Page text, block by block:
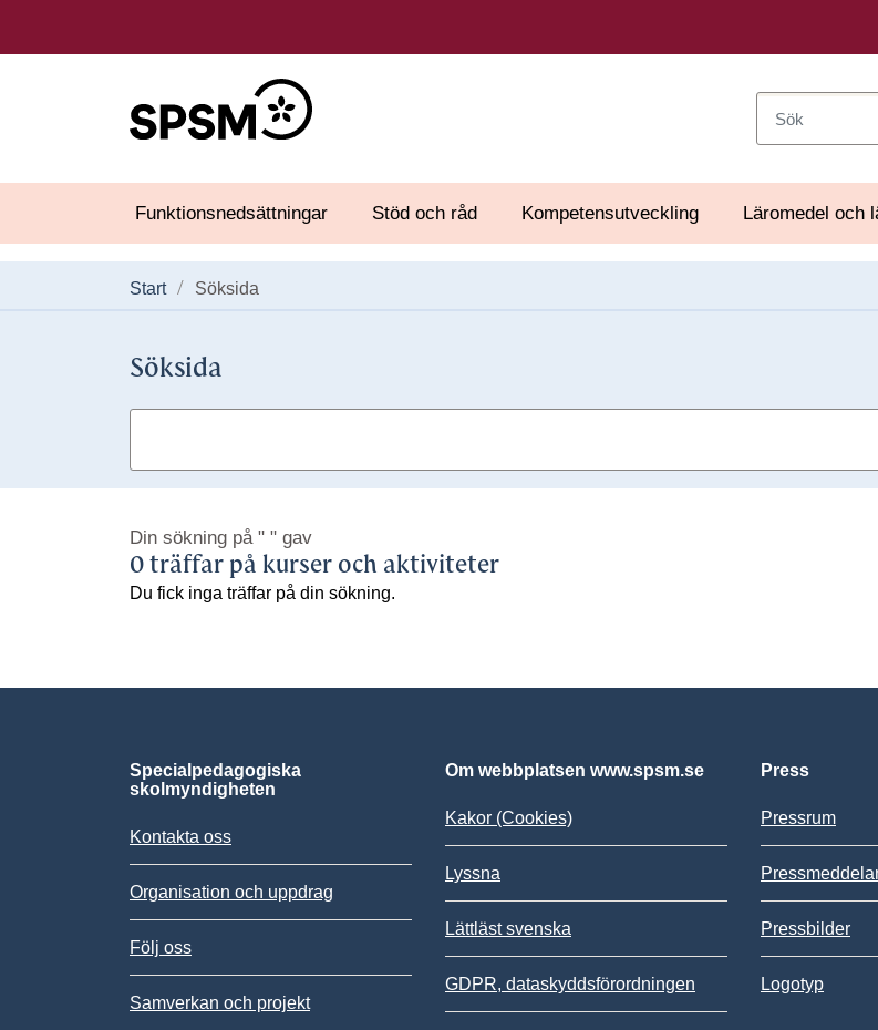
Funktionsnedsättningar Stöd och råd Kompetensutveckling Läromedel och
Start Söksida
Söksida
Din sökning på " " gav
0 träffar på kurser och aktiviteter
Du fick inga träffar på din sökning.
Specialpedagogiska
skolmyndigheten
Kontakta oss
Organisation och uppdrag
Följ oss
Samverkan och projekt
Om webbplatsen www.spsm.se
Kakor (Cookies)
Lyssna
Lättläst svenska
GDPR, dataskyddsförordningen
Press
Pressrum
Pressbilder
Logotyp